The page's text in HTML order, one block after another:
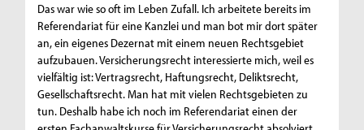
Das war wie so oft im Leben Zufall. Ich arbeitete bereits im
Referendariat für eine Kanzlei und man bot mir dort später
an, ein eigenes Dezernat mit einem neuen Rechtsgebiet
aufzubauen. Versicherungsrecht interessierte mich, weil es
vielfältig ist: Vertragsrecht, Haftungsrecht, Deliktsrecht,
Gesellschaftsrecht. Man hat mit vielen Rechtsgebieten zu
tun. Deshalb habe ich noch im Referendariat einen der